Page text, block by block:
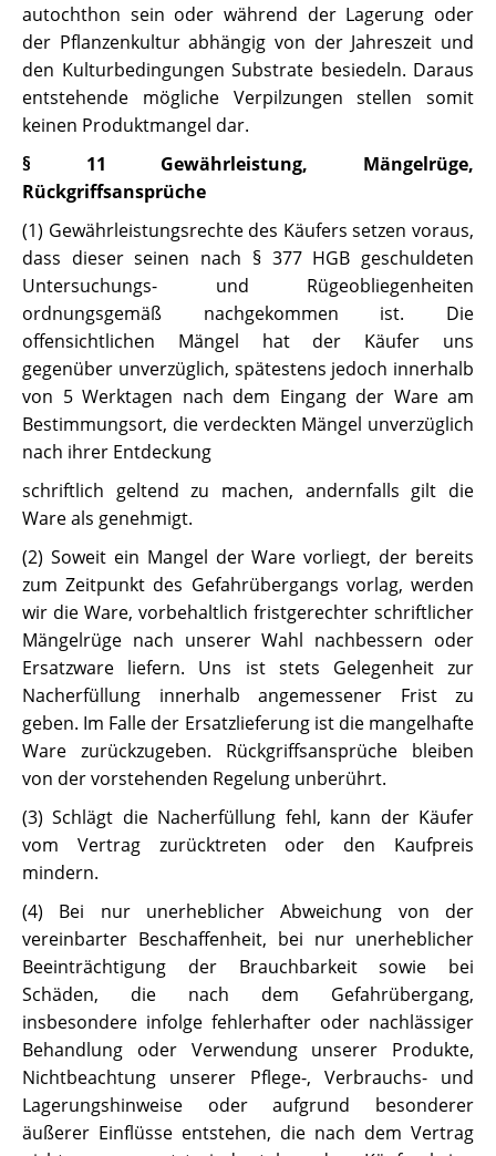
autochthon sein oder während der Lagerung oder
der Pflanzenkultur abhängig von der Jahreszeit und
den Kulturbedingungen Substrate besiedeln. Daraus
entstehende mögliche Verpilzungen stellen somit
keinen Produktmangel dar.
§ 11 Gewährleistung, Mängelrüge,
Rückgriffsansprüche
(1) Gewährleistungsrechte des Käufers setzen voraus,
dass dieser seinen nach § 377 HGB geschuldeten
Untersuchungs- und Rügeobliegenheiten
ordnungsgemäß nachgekommen ist. Die
offensichtlichen Mängel hat der Käufer uns
gegenüber unverzüglich, spätestens jedoch innerhalb
von 5 Werktagen nach dem Eingang der Ware am
Bestimmungsort, die verdeckten Mängel unverzüglich
nach ihrer Entdeckung
schriftlich geltend zu machen, andernfalls gilt die
Ware als genehmigt.
(2) Soweit ein Mangel der Ware vorliegt, der bereits
zum Zeitpunkt des Gefahrübergangs vorlag, werden
wir die Ware, vorbehaltlich fristgerechter schriftlicher
Mängelrüge nach unserer Wahl nachbessern oder
Ersatzware liefern. Uns ist stets Gelegenheit zur
Nacherfüllung innerhalb angemessener Frist zu
geben. Im Falle der Ersatzlieferung ist die mangelhafte
Ware zurückzugeben. Rückgriffsansprüche bleiben
von der vorstehenden Regelung unberührt.
(3) Schlägt die Nacherfüllung fehl, kann der Käufer
vom Vertrag zurücktreten oder den Kaufpreis
mindern.
(4) Bei nur unerheblicher Abweichung von der
vereinbarter Beschaffenheit, bei nur unerheblicher
Beeinträchtigung der Brauchbarkeit sowie bei
Schäden, die nach dem Gefahrübergang,
insbesondere infolge fehlerhafter oder nachlässiger
Behandlung oder Verwendung unserer Produkte,
Nichtbeachtung unserer Pflege-, Verbrauchs- und
Lagerungshinweise oder aufgrund besonderer
äußerer Einflüsse entstehen, die nach dem Vertrag